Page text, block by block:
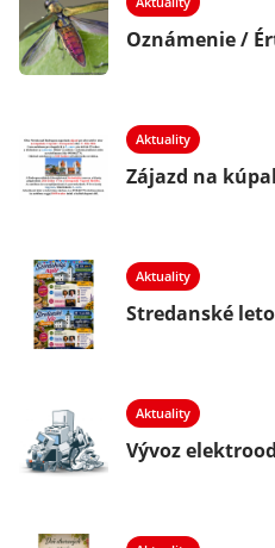
Oznámenie /
Aktuality
Zájazd na
Aktuality
Stredanské
Aktuality
Vývoz